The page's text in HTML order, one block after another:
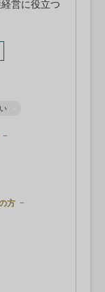
営に役立つ
方